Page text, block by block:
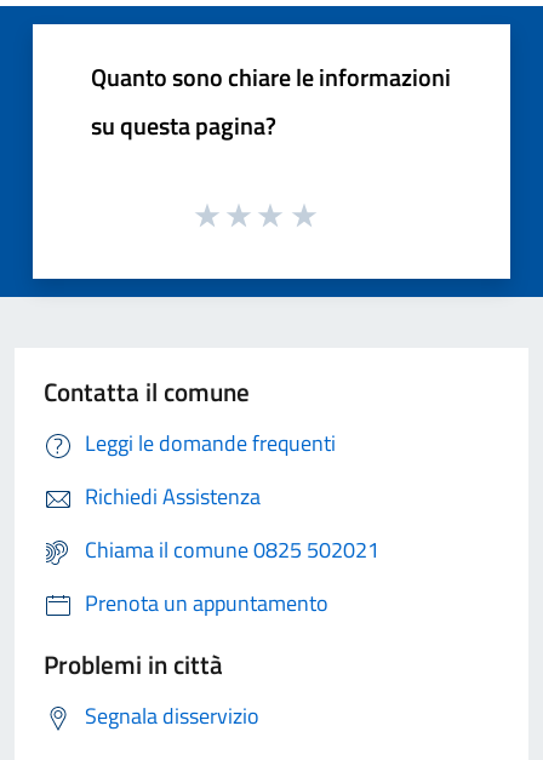
Quanto sono chiare le informazioni
su questa pagina?
Contatta il comune
Leggi le domande frequenti
Richiedi Assistenza
Chiama il comune 0825 502021
Prenota un appuntamento
Problemi in città
Segnala disservizio